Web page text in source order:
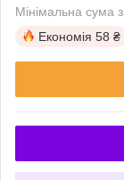
Мінімальна сума
Економія 58 ₴